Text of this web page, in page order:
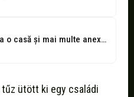
Incendiu puternic izbucnit la o casă și mai multe anexe gospodărești din...
ütött ki egy családi